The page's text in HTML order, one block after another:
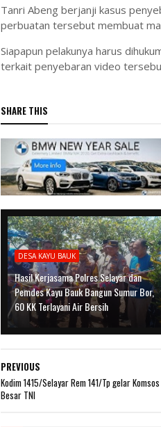
Tanri Abeng berjanji kasus
perbuatan tersebut membuat
Siapapun pelakunya harus
terkait penyebaran video
SHARE THIS
DESA KAYU BAUK
Hasil Kerjasama Polres Selayar dan
Pemdes Kayu Bauk Bangun Sumur Bor,
60 KK Terlayani Air Bersih
PREVIOUS
Kodim 1415/Selayar Rem 141/Tp gelar
Besar TNI